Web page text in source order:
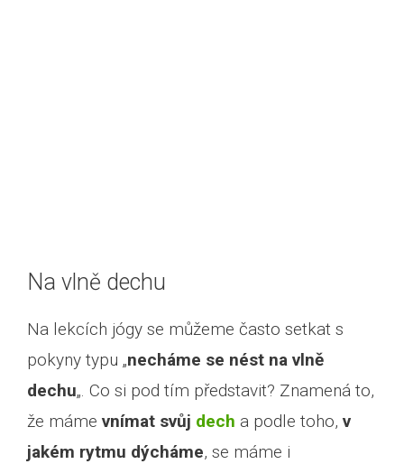
Na vlně dechu
Na lekcích jógy se můžeme často setkat s
pokyny typu „necháme se nést na vlně
dechu„. Co si pod tím představit? Znamená to,
že máme vnímat svůj dech a podle toho, v
jakém rytmu dýcháme, se máme i